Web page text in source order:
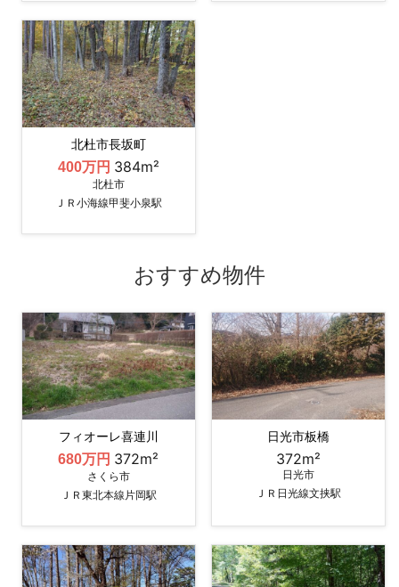
北杜市長坂町
400万円 384m²
北杜市
ＪＲ小海線甲斐小泉駅
おすすめ物件
フィオーレ喜連川
680万円 372m²
さくら市
ＪＲ東北本線片岡駅
日光市板橋
372m²
日光市
ＪＲ日光線文挟駅